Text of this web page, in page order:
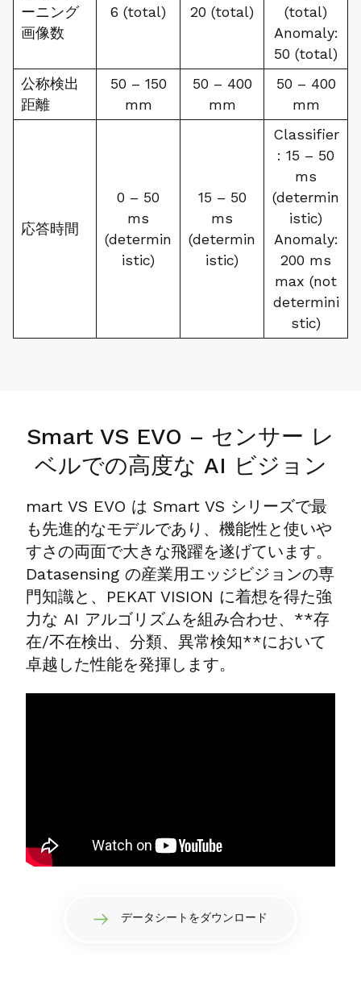
ーニング
画像数
6 (total) 20 (total)
(total)
Anomaly:
50 (total)
公称検出
距離
50 – 150
mm
50 – 400
mm
50 – 400
mm
応答時間
0 – 50
ms
(determin
istic)
15 – 50
ms
(determin
istic)
Classifier
: 15 – 50
ms
(determin
istic)
Anomaly:
200 ms
max (not
determini
stic)
Smart VS EVO – センサー レ
ベルでの高度な AI ビジョン
mart VS EVO は Smart VS シリーズで最
も先進的なモデルであり、機能性と使いや
すさの両面で大きな飛躍を遂げています。
Datasensing の産業用エッジビジョンの専
門知識と、PEKAT VISION に着想を得た強
力な AI アルゴリズムを組み合わせ、**存
在/不在検出、分類、異常検知**において
卓越した性能を発揮します。
データシートをダウンロード